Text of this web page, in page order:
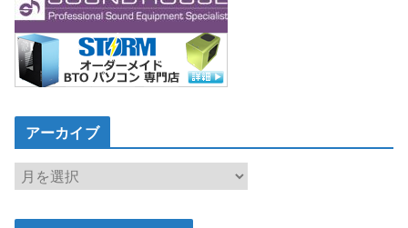
アーカイブ
ア
ー
カ